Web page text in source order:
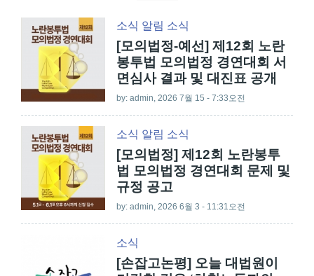
소식 알림 소식
[모의법정-예선] 제12회 노란
봉투법 모의법정 경연대회 서
면심사 결과 및 대진표 공개
by: admin , 2026 7월 15 - 7:33오전
소식 알림 소식
[모의법정] 제12회 노란봉투
법 모의법정 경연대회 문제 및
규정 공고
by: admin , 2026 6월 3 - 11:31오전
소식
[손잡고논평] 오늘 대법원이